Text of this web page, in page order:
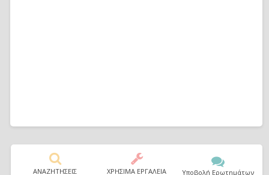
ΑΝΑΖΗΤΗΣΕΙΣ ΧΡΗΣΙΜΑ ΕΡΓΑΛΕΙΑ Υποβολή Ερωτημάτων